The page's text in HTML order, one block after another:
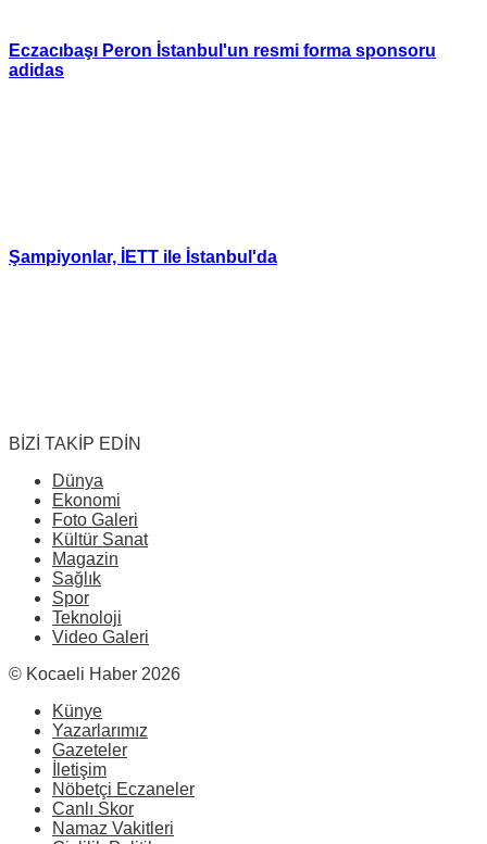
Eczacıbaşı Peron İstanbul'un resmi forma sponsoru
adidas
Şampiyonlar, İETT ile İstanbul'da
BİZİ TAKİP EDİN
Dünya
Ekonomi
Foto Galeri
Kültür Sanat
Magazin
Sağlık
Spor
Teknoloji
Video Galeri
© Kocaeli Haber 2026
Künye
Yazarlarımız
Gazeteler
İletişim
Nöbetçi Eczaneler
Canlı Skor
Namaz Vakitleri